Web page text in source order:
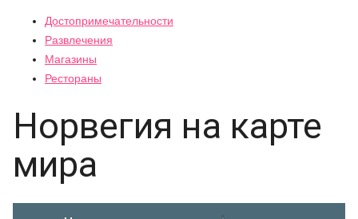
Достопримечательности
Развлечения
Магазины
Рестораны
Норвегия на карте
мира